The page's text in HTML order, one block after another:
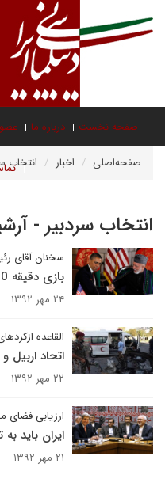
صفحه نخست درباره ما
صفحه‌اصلی اخبار انتخاب
انتخاب سردبیر -
سخنان آقای
بازی دقیقه 90 کرزی با آمریکایی ها
۲۴ مهر ۱۳۹۲
القاعده
اتحاد اربیل
۲۲ مهر ۱۳۹۲
ارزیابی
ایران باید
۲۱ مهر ۱۳۹۲